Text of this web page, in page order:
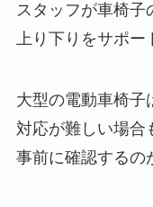
スタッフが車椅子
上り下りをサポー
大型の電動車椅子
対応が難しい場合
事前に確認するの